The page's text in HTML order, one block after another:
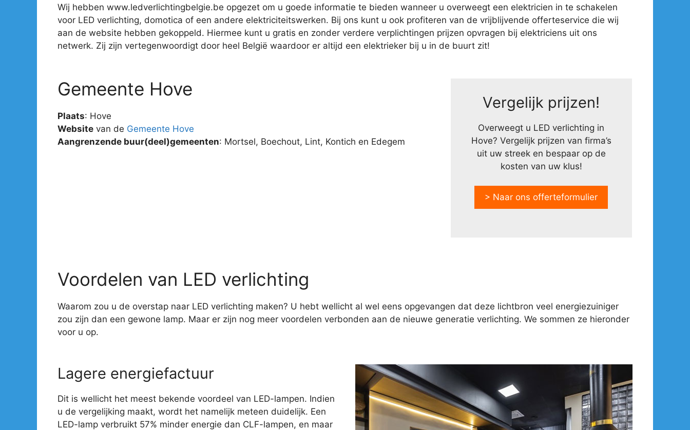
Wij hebben www.ledverlichtingbelgie.be opgezet om u goede informatie te bieden wanneer u overweegt een elektricien in te schakelen
voor LED verlichting, domotica of een andere elektriciteitswerken. Bij ons kunt u ook profiteren van de vrijblijvende offerteservice die wij
aan de website hebben gekoppeld. Hiermee kunt u gratis en zonder verdere verplichtingen prijzen opvragen bij elektriciens uit ons
netwerk. Zij zijn vertegenwoordigt door heel België waardoor er altijd een elektrieker bij u in de buurt zit!
Gemeente Hove
Plaats: Hove
Website van de Gemeente Hove
Aangrenzende buur(deel)gemeenten: Mortsel, Boechout, Lint, Kontich en Edegem
Vergelijk prijzen!
Overweegt u LED verlichting in
Hove? Vergelijk prijzen van firma’s
uit uw streek en bespaar op de
kosten van uw klus!
> Naar ons offerteformulier
Voordelen van LED verlichting
Waarom zou u de overstap naar LED verlichting maken? U hebt wellicht al wel eens opgevangen dat deze lichtbron veel energiezuiniger
zou zijn dan een gewone lamp. Maar er zijn nog meer voordelen verbonden aan de nieuwe generatie verlichting. We sommen ze hieronder
voor u op.
Lagere energiefactuur
Dit is wellicht het meest bekende voordeel van LED-lampen. Indien
u de vergelijking maakt, wordt het namelijk meteen duidelijk. Een
LED-lamp verbruikt 57% minder energie dan CLF-lampen, en maar